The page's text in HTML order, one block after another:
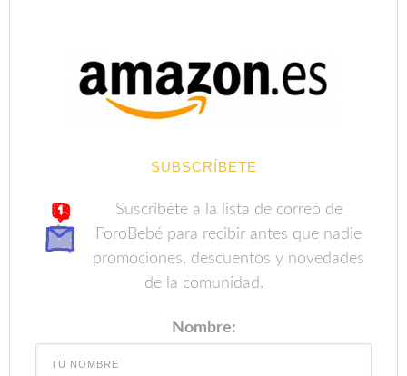
SUBSCRÍBETE
Suscríbete a la lista de correo de
ForoBebé para recibir antes que nadie
promociones, descuentos y novedades
de la comunidad.
Nombre: